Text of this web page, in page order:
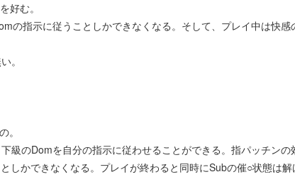
好む。
の指示に従うことしかできなくなる。そして、プレイ中は快感
。
。
のDomを自分の指示に従わせることができる。指パッチンの
かできなくなる。プレイが終わると同時にSubの催○状態は解